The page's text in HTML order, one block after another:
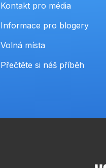
Kontakt pro média
Informace pro blogery
Volná místa
Přečtěte si náš příběh